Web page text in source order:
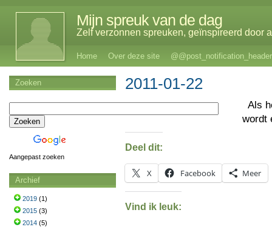
Mijn spreuk van de dag
Zelf verzonnen spreuken, geïnspireerd door
Home Over deze site @@post_notification_header
2011-01-22
Als
wordt
Deel dit:
X Facebook Meer
Vind ik leuk:
Zoeken
Aangepast zoeken
Archief
2019 (1)
2015 (3)
2014 (5)